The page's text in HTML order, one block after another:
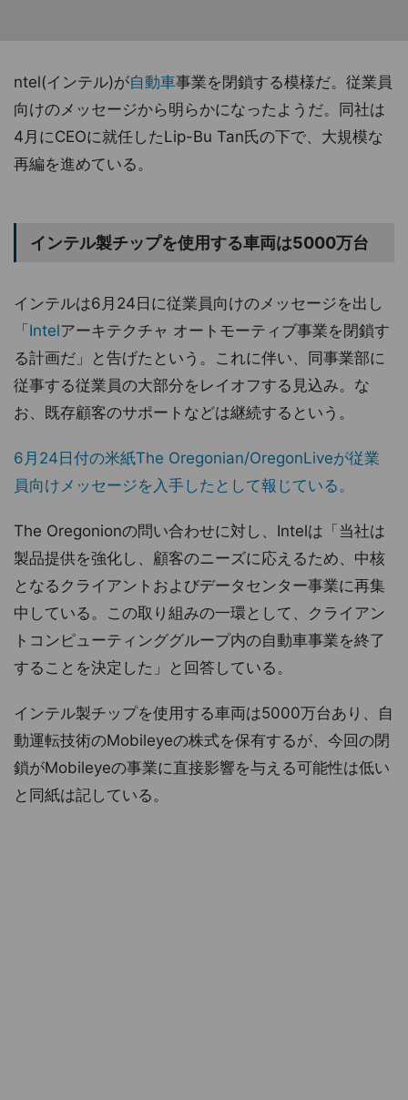
ntel(インテル)が自動車事業を閉鎖する模様だ。従業員
向けのメッセージから明らかになったようだ。同社は
4月にCEOに就任したLip-Bu Tan氏の下で、大規模な
再編を進めている。
インテル製チップを使用する車両は5000万台
インテルは6月24日に従業員向けのメッセージを出し
「 Intelアーキテクチャ オートモーティブ事業を閉鎖す
る計画だ」と告げたという。これに伴い、同事業部に
従事する従業員の大部分をレイオフする見込み。な
お、既存顧客のサポートなどは継続するという。
6月24日付の米紙The Oregonian/OregonLiveが従業
員向けメッセージを入手したとして報じている。
The Oregonionの問い合わせに対し、Intelは「当社は
製品提供を強化し、顧客のニーズに応えるため、中核
となるクライアントおよびデータセンター事業に再集
中している。この取り組みの一環として、クライアン
トコンピューティンググループ内の自動車事業を終了
することを決定した」と回答している。
インテル製チップを使用する車両は5000万台あり、自
動運転技術のMobileyeの株式を保有するが、今回の閉
鎖がMobileyeの事業に直接影響を与える可能性は低い
と同紙は記している。